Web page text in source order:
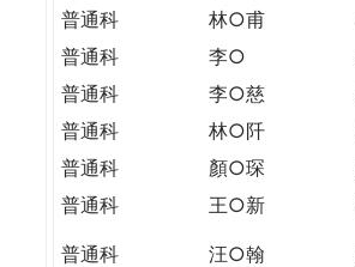
普通科
林○甫
普通科
李○
普通科
李○慈
普通科
林○阡
普通科
顏○琛
普通科
王○新
普通科 汪○翰